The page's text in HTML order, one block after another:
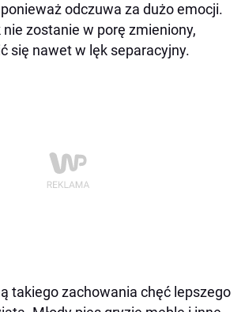
odczuwa za dużo emocji.
zostanie w porę zmieniony,
się nawet w lęk separacyjny.
takiego zachowania chęć lepszego